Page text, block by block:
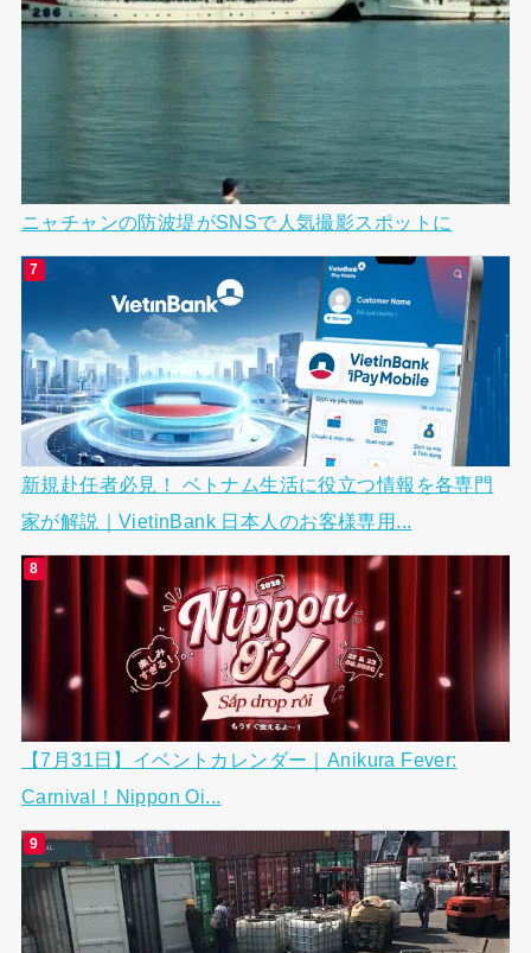
ニャチャンの防波堤がSNSで人気撮影スポットに
新規赴任者必見！ ベトナム生活に役立つ情報を各専門
家が解説｜VietinBank 日本人のお客様専用...
【7月31日】イベントカレンダー｜Anikura Fever:
Carnival！Nippon Oi...